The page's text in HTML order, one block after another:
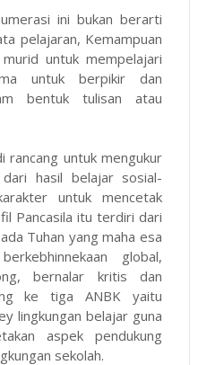
ini bukan berarti
pelajaran, Kemampuan
untuk mempelajari
untuk berpikir dan
bentuk tulisan atau
rancang untuk mengukur
hasil belajar sosial-
untuk mencetak
Pancasila itu terdiri dari
Tuhan yang maha esa
global,
bernalar kritis dan
ke tiga ANBK yaitu
lingkungan belajar guna
aspek pendukung
sekolah.